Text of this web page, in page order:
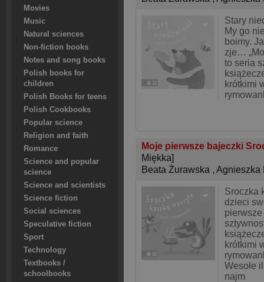
Movies
Music
Natural sciences
Non-fiction books
Notes and song books
Polish books for
children
Polish Books for teens
Polish Cookbooks
Popular science
Religion and faith
Romance
Science and popular
science
Science and scientists
Science fiction
Social sciences
Speculative fiction
Sport
Technology
Textbooks /
schoolbooks
Stary
My go
boimy.
zje…
to seria
krótkimi
Moje pierwsze bajeczki
Miękka]
Beata Żurawska , Agnieszka
Sroczka
dzieci
pierwsze
krótkimi
Wesołe
najm